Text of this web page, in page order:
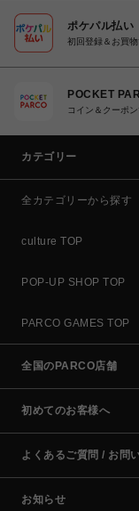
ポケパル払い
初回登録＆お買
POCKET
コイン＆クーポ
カテゴリー
全カテゴリーから探す
culture TOP
POP-UP SHOP TOP
PARCO GAMES TOP
全国のPARCO店舗
初めてのお客様へ
よくあるご質問 / お問
お知らせ